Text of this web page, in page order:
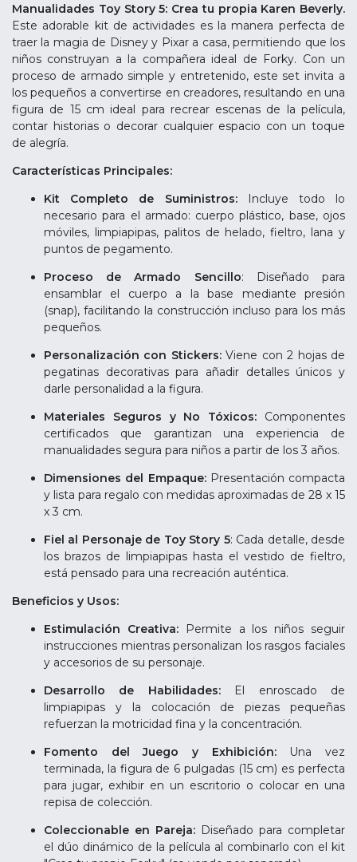
Manualidades Toy Story 5: Crea tu propia Karen Beverly.
Este adorable kit de actividades es la manera perfecta de
traer la magia de Disney y Pixar a casa, permitiendo que los
niños construyan a la compañera ideal de Forky. Con un
proceso de armado simple y entretenido, este set invita a
los pequeños a convertirse en creadores, resultando en una
figura de 15 cm ideal para recrear escenas de la película,
contar historias o decorar cualquier espacio con un toque
de alegría.
Características Principales:
Kit Completo de Suministros:Incluye todo lo
necesario para el armado: cuerpo plástico, base, ojos
móviles, limpiapipas, palitos de helado, fieltro, lana y
puntos de pegamento.
Proceso de Armado Sencillo: Diseñado para
ensamblar el cuerpo a la base mediante presión
(snap), facilitando la construcción incluso para los más
pequeños.
Personalización con Stickers:Viene con 2 hojas de
pegatinas decorativas para añadir detalles únicos y
darle personalidad a la figura.
Materiales Seguros y No Tóxicos: Componentes
certificados que garantizan una experiencia de
manualidades segura para niños a partir de los 3 años.
Dimensiones del Empaque: Presentación compacta
y lista para regalo con medidas aproximadas de 28 x 15
x 3 cm.
Fiel al Personaje de Toy Story 5: Cada detalle, desde
los brazos de limpiapipas hasta el vestido de fieltro,
está pensado para una recreación auténtica.
Beneficios y Usos:
Estimulación Creativa:Permite a los niños seguir
instrucciones mientras personalizan los rasgos faciales
y accesorios de su personaje.
Desarrollo de Habilidades:El enroscado de
limpiapipas y la colocación de piezas pequeñas
refuerzan la motricidad fina y la concentración.
Fomento del Juego y Exhibición: Una vez
terminada, la figura de 6 pulgadas (15 cm) es perfecta
para jugar, exhibir en un escritorio o colocar en una
repisa de colección.
Coleccionable en Pareja: Diseñado para completar
el dúo dinámico de la película al combinarlo con el kit